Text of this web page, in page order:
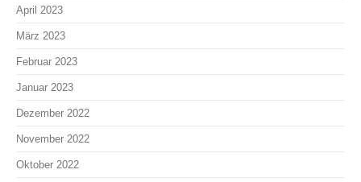
April 2023
März 2023
Februar 2023
Januar 2023
Dezember 2022
November 2022
Oktober 2022